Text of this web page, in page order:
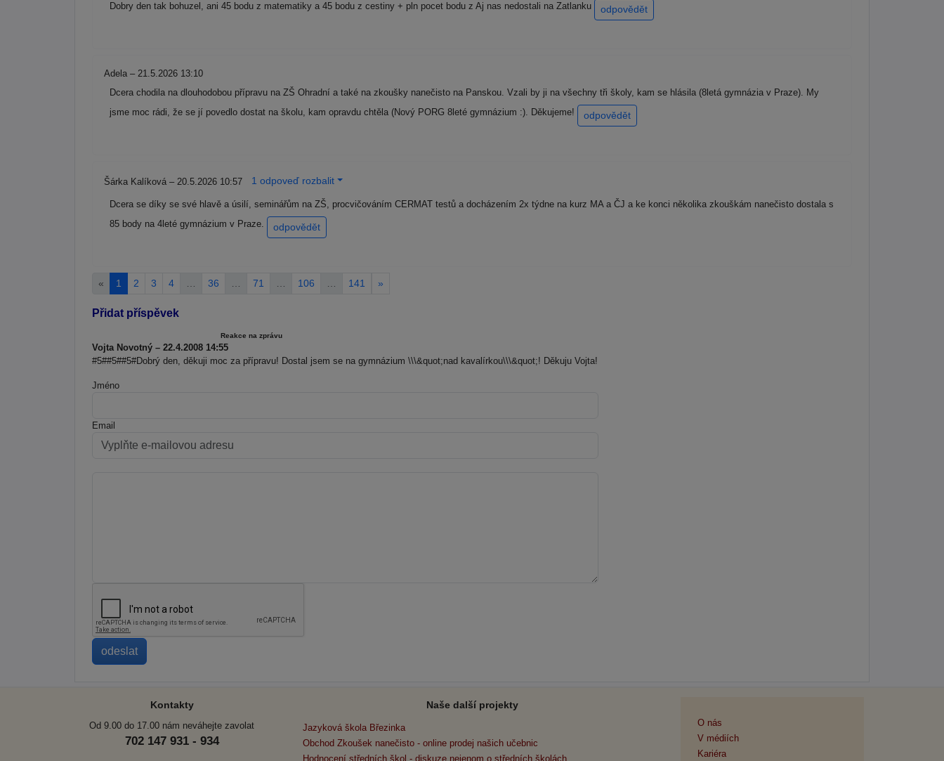
Dobry den tak bohuzel, ani 45 bodu z matematiky a 45 bodu z cestiny + pln pocet bodu z Aj nas nedostali na Zatlanku odpovědět
Adela – 21.5.2026 13:10
Dcera chodila na dlouhodobou přípravu na ZŠ Ohradní a také na zkoušky nanečisto na Panskou. Vzali by ji na všechny tři školy, kam se hlásila (8letá gymnázia v Praze). My
jsme moc rádi, že se jí povedlo dostat na školu, kam opravdu chtěla (Nový PORG 8leté gymnázium :). Děkujeme!
odpovědět
Šárka Kalíková – 20.5.2026 10:57 1 odpoveď rozbalit
Dcera se díky se své hlavě a úsilí, seminářům na ZŠ, procvičováním CERMAT testů a docházením 2x týdne na kurz MA a ČJ a ke konci několika zkouškám nanečisto dostala s
85 body na 4leté gymnázium v Praze.
odpovědět
« 1 2 3 4 36 71 106 141 »
Přidat příspěvek
Reakce na zprávu
Vojta Novotný – 22.4.2008 14:55
#5##5##5#Dobrý den, děkuji moc za přípravu! Dostal jsem se na gymnázium \\\&quot;nad kavalírkou\\\&quot;! Děkuju Vojta!
Jméno
Email
Kontakty
Od 9.00 do 17.00 nám neváhejte zavolat
702 147 931 - 934
Naše další projekty
Jazyková škola Březinka
Obchod Zkoušek nanečisto - online prodej našich učebnic
Hodnocení středních škol - diskuze nejenom o středních školách
O nás
V médiích
Kariéra